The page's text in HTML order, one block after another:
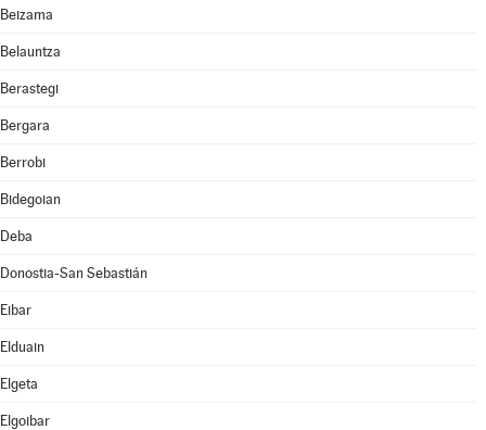
Beizama
Belauntza
Berastegi
Bergara
Berrobi
Bidegoian
Deba
Donostia-San Sebastián
Eibar
Elduain
Elgeta
Elgoibar